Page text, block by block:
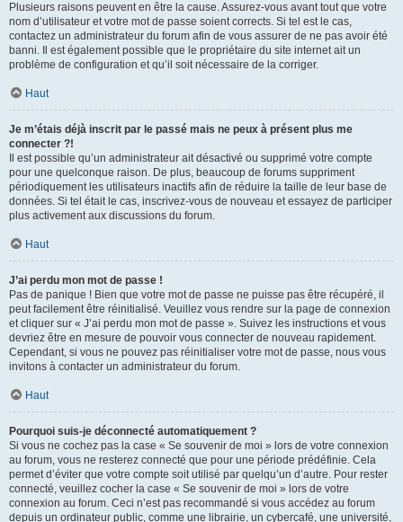
Plusieurs raisons peuvent en être la cause. Assurez-vous avant tout que votre
nom d’utilisateur et votre mot de passe soient corrects. Si tel est le cas,
contactez un administrateur du forum afin de vous assurer de ne pas avoir été
banni. Il est également possible que le propriétaire du site internet ait un
problème de configuration et qu’il soit nécessaire de la corriger.
Haut
Je m’étais déjà inscrit par le passé mais ne peux à présent plus me
connecter ?!
Il est possible qu’un administrateur ait désactivé ou supprimé votre compte
pour une quelconque raison. De plus, beaucoup de forums suppriment
périodiquement les utilisateurs inactifs afin de réduire la taille de leur base de
données. Si tel était le cas, inscrivez-vous de nouveau et essayez de participer
plus activement aux discussions du forum.
Haut
J’ai perdu mon mot de passe !
Pas de panique ! Bien que votre mot de passe ne puisse pas être récupéré, il
peut facilement être réinitialisé. Veuillez vous rendre sur la page de connexion
et cliquer sur « J’ai perdu mon mot de passe ». Suivez les instructions et vous
devriez être en mesure de pouvoir vous connecter de nouveau rapidement.
Cependant, si vous ne pouvez pas réinitialiser votre mot de passe, nous vous
invitons à contacter un administrateur du forum.
Haut
Pourquoi suis-je déconnecté automatiquement ?
Si vous ne cochez pas la case « Se souvenir de moi » lors de votre connexion
au forum, vous ne resterez connecté que pour une période prédéfinie. Cela
permet d’éviter que votre compte soit utilisé par quelqu’un d’autre. Pour rester
connecté, veuillez cocher la case « Se souvenir de moi » lors de votre
connexion au forum. Ceci n’est pas recommandé si vous accédez au forum
depuis un ordinateur public, comme une librairie, un cybercafé, une université,